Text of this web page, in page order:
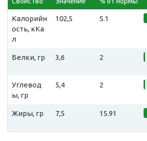
Калорийн
ость, кКа
л
102,5 5.1
Белки, гр 3,6 2
Углевод
ы, гр
5,4 2
Жиры, гр 7,5 15.91